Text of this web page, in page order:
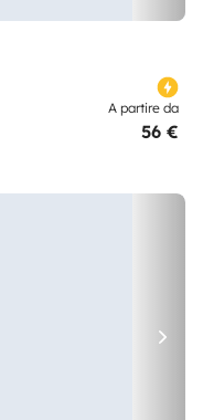
A partire da
56 €